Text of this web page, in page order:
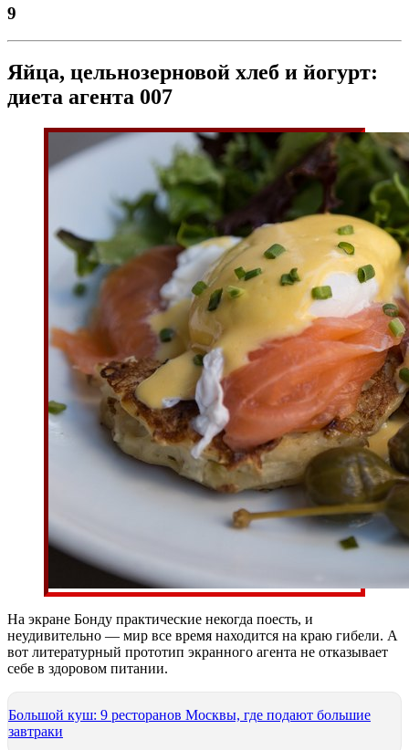
9
Яйца, цельнозерновой хлеб и йогурт:
диета агента 007
На экране Бонду практические некогда поесть, и
неудивительно — мир все время находится на краю гибели. А
вот литературный прототип экранного агента не отказывает
себе в здоровом питании.
Большой куш: 9 ресторанов Москвы, где подают большие
завтраки